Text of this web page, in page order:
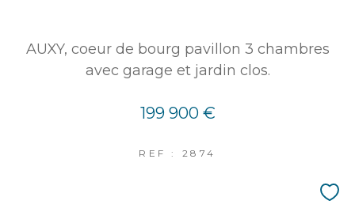
AUXY, coeur de bourg pavillon 3 chambres
avec garage et jardin clos.
199 900 €
REF : 2874